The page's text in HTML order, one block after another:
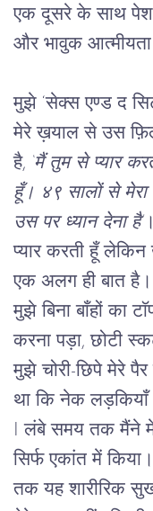
एक दूसरे के साथ पेश
और भावुक आत्मीयता
मुझे ‘सेक्स एण्ड द
मेरे ख़याल से उस
है, ‘मैं तुम से प्यार
हूँ। ४९ सालों से
उस पर ध्यान देना है’
प्यार करती हूँ
एक अलग ही बात है।
मुझे बिना बाँहों का
करना पड़ा, छोटी
मुझे चोरी-छिपे मेरे
था कि नेक लड़कियाँ
I लंबे समय तक मैंने
सिर्फ एकांत में
तक यह शारीरिक